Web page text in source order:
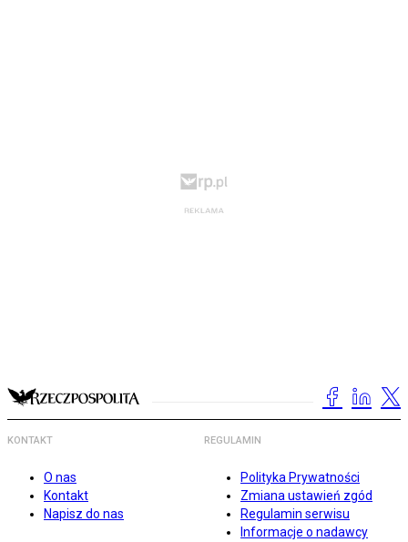
KONTAKT
O nas
Kontakt
Napisz do nas
REGULAMIN
Polityka Prywatności
Zmiana ustawień zgód
Regulamin serwisu
Informacje o nadawcy